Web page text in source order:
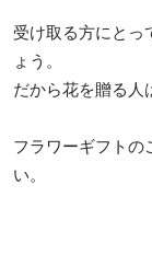
受け取る方にとっ
ょう。
だから花を贈る人
フラワーギフトの
い。